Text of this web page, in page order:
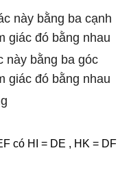
này bằng ba cạnh
giác đó bằng nhau
này bằng ba góc
giác đó bằng nhau
có HI = DE , HK = DF